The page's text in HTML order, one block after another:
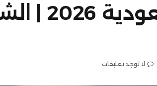
تجديد رخصة
لا توجد تعليقات